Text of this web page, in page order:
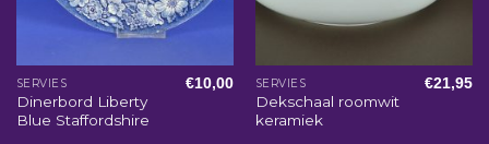
SERVIES
Dinerbord Liberty
Blue Staffordshire
€10,00 SERVIES
Dekschaal roomwit
keramiek
€21,95